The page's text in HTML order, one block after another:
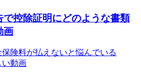
で控除証明にどのような書類
画